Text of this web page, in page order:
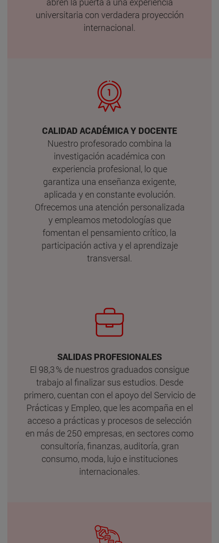
universitaria con verdadera proyección
internacional.
CALIDAD ACADÉMICA Y DOCENTE
Nuestro profesorado combina la
investigación académica con
experiencia profesional, lo que
garantiza una enseñanza exigente,
aplicada y en constante evolución.
Ofrecemos una atención personalizada
y empleamos metodologías que
fomentan el pensamiento crítico, la
participación activa y el aprendizaje
transversal.
SALIDAS PROFESIONALES
El 98,3 % de nuestros graduados consigue
trabajo al finalizar sus estudios. Desde
primero, cuentan con el apoyo del Servicio de
Prácticas y Empleo, que les acompaña en el
acceso a prácticas y procesos de selección
en más de 250 empresas, en sectores como
consultoría, finanzas, auditoría, gran
consumo, moda, lujo e instituciones
internacionales.